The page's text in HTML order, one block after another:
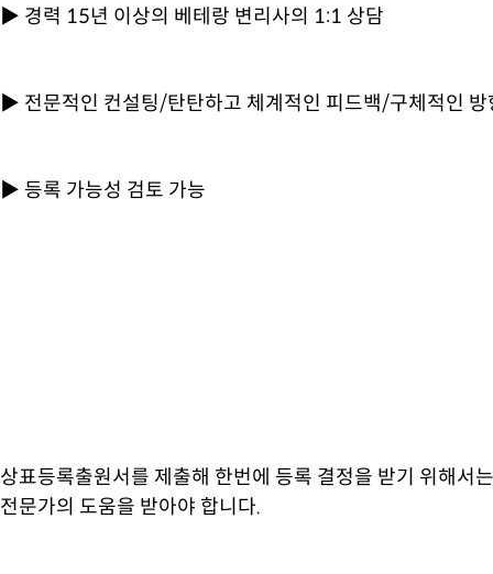
▶ 경력 15년 이상의 베테랑 변리사의 1:1 상담
▶ 전문적인 컨설팅/탄탄하고 체계적인 피드백/구체적인 방
▶ 등록 가능성 검토 가능
상표등록출원서를 제출해 한번에 등록 결정을 받기 위해서
전문가의 도움을 받아야 합니다.